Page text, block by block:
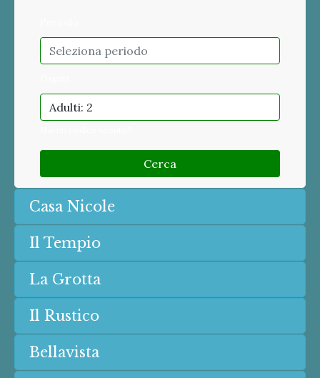
Adulti: 2
Cerca
Casa Nicole
Il Tempio
La Grotta
Il Rustico
Bellavista